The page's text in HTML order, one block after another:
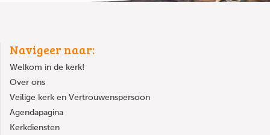
Navigeer naar:
Welkom in de kerk!
Over ons
Veilige kerk en Vertrouwenspersoon
Agendapagina
Kerkdiensten